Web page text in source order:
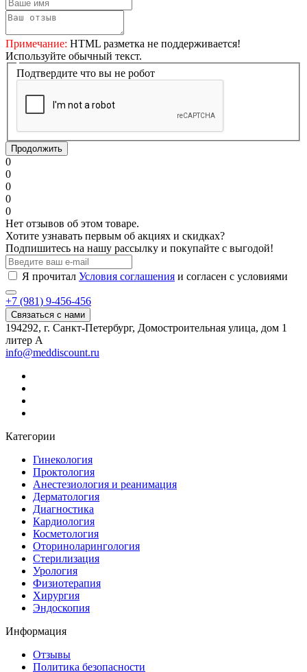
Примечание: HTML разметка не поддерживается!
Используйте обычный текст.
Подтвердите что вы не робот
Продолжить
0
0
0
0
0
Нет отзывов об этом товаре.
Хотите узнавать первым об акциях и скидках?
Подпишитесь на нашу рассылку и покупайте с выгодой!
Я прочитал Условия соглашения и согласен с условиями
+7 (981) 9-456-456
Связаться с нами
194292, г. Санкт-Петербург, Домостроительная улица, дом 1
литер А
info@meddiscount.ru
Категории
Гинекология
Проктология
Анестезиология и реанимация
Дерматология
Диагностика
Кардиология
Косметология
Оториноларингология
Стерилизация
Урология
Физиотерапия
Хирургия
Эндоскопия
Информация
Отзывы
Политика безопасности